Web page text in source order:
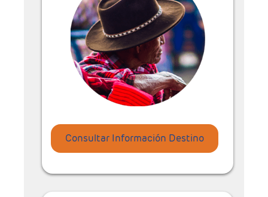
Consultar Información Destino